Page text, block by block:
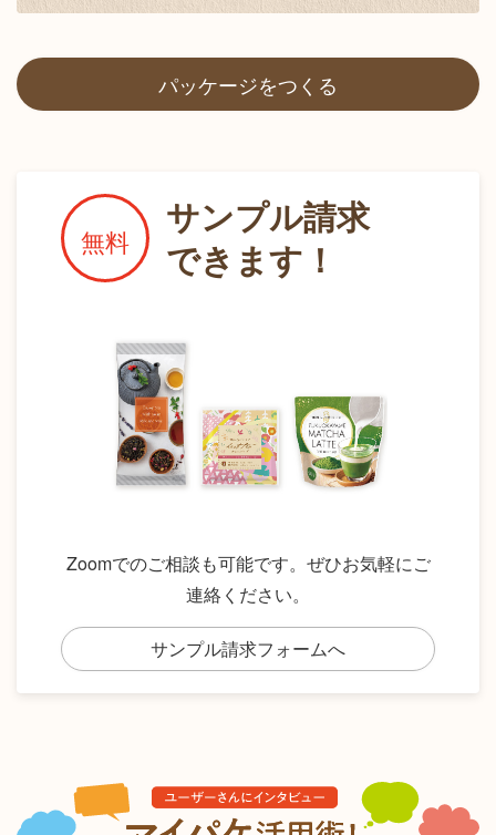
パッケージをつくる
無料
サンプル請求
できます！
Zoomでのご相談も可能です。ぜひお気軽にご
連絡ください。
サンプル請求フォームへ